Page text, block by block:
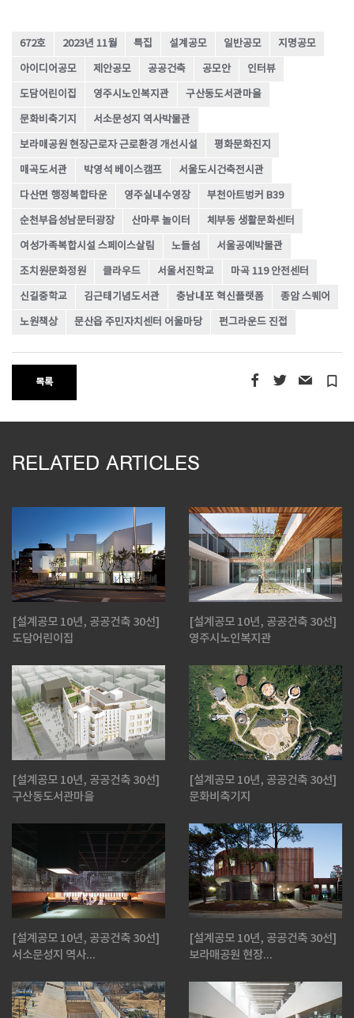
672호 2023년 11월 특집 설계공모 일반공모 지명공모
아이디어공모 제안공모 공공건축 공모안 인터뷰
도담어린이집 영주시노인복지관 구산동도서관마을
문화비축기지 서소문성지 역사박물관
보라매공원 현장근로자 근로환경 개선시설 평화문화진지
매곡도서관 박영석 베이스캠프 서울도시건축전시관
다산면 행정복합타운 영주실내수영장 부천아트벙커 B39
순천부읍성남문터광장 산마루 놀이터 체부동 생활문화센터
여성가족복합시설 스페이스살림 노들섬 서울공예박물관
조치원문화정원 클라우드 서울서진학교 마곡 119 안전센터
신길중학교 김근태기념도서관 충남내포 혁신플랫폼 종암 스퀘어
노원책상 문산읍 주민자치센터 어울마당 펀그라운드 진접
목록 turned_in_not
RELATED ARTICLES
[설계공모 10년, 공공건축 30선]
도담어린이집
[설계공모 10년, 공공건축 30선]
영주시노인복지관
[설계공모 10년, 공공건축 30선]
구산동도서관마을
[설계공모 10년, 공공건축 30선]
문화비축기지
[설계공모 10년, 공공건축 30선]
서소문성지 역사...
[설계공모 10년, 공공건축 30선]
보라매공원 현장...